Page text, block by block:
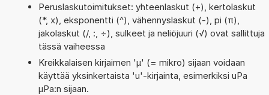
Peruslaskutoimitukset: yhteenlaskut (+), kertolaskut
(*, x), eksponentti (^), vähennyslaskut (-), pi (π),
jakolaskut (/, :, ÷), sulkeet ja neliöjuuri (√) ovat sallittuja
tässä vaiheessa
Kreikkalaisen kirjaimen 'µ' (= mikro) sijaan voidaan
käyttää yksinkertaista 'u'-kirjainta, esimerkiksi uPa
µPa:n sijaan.